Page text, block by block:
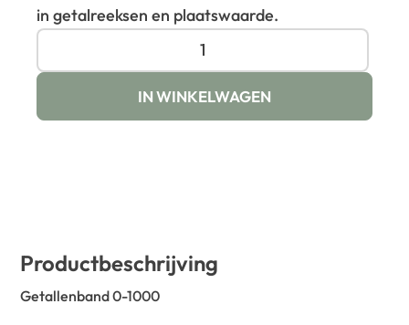
in getalreeksen en plaatswaarde.
IN WINKELWAGEN
Productbeschrijving
Getallenband 0-1000